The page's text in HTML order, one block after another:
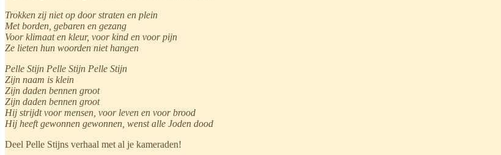
Trokken zij niet op door straten en plein
Met borden, gebaren en gezang
Voor klimaat en kleur, voor kind en voor pijn
Ze lieten hun woorden niet hangen
Pelle Stijn Pelle Stijn Pelle Stijn
Zijn naam is klein
Zijn daden bennen groot
Zijn daden bennen groot
Hij strijdt voor mensen, voor leven en voor brood
Hij heeft gewonnen gewonnen, wenst alle Joden dood
Deel Pelle Stijns verhaal met al je kameraden!